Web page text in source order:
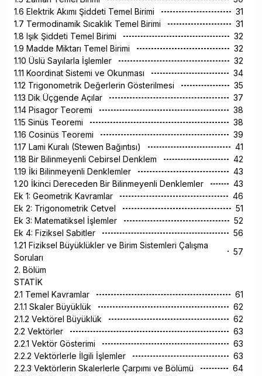
1.6 Elektrik Akımı Şiddeti Temel Birimi
31
1.7 Termodinamik Sıcaklık Temel Birimi
31
1.8 Işık Şiddeti Temel Birimi
32
1.9 Madde Miktarı Temel Birimi
32
1.10 Üslü Sayılarla İşlemler
32
1.11 Koordinat Sistemi ve Okunması
34
1.12 Trigonometrik Değerlerin Gösterilmesi
35
1.13 Dik Üçgende Açılar
37
1.14 Pisagor Teoremi
38
1.15 Sinüs Teoremi
38
1.16 Cosinüs Teoremi
39
1.17 Lami Kuralı (Stewen Bağıntısı)
41
1.18 Bir Bilinmeyenli Cebirsel Denklem
42
1.19 İki Bilinmeyenli Denklemler
43
1.20 İkinci Dereceden Bir Bilinmeyenli Denklemler
43
Ek 1: Geometrik Kavramlar
46
Ek 2: Trigonometrik Cetvel
51
Ek 3: Matematiksel İşlemler
52
Ek 4: Fiziksel Sabitler
56
1.21 Fiziksel Büyüklükler ve Birim Sistemleri Çalışma
Soruları
57
2. Bölüm
STATİK
2.1 Temel Kavramlar
61
2.1.1 Skaler Büyüklük
62
2.1.2 Vektörel Büyüklük
62
2.2 Vektörler
63
2.2.1 Vektör Gösterimi
63
2.2.2 Vektörlerle İlgili İşlemler
63
2.2.3 Vektörlerin Skalerlerle Çarpımı ve Bölümü
64